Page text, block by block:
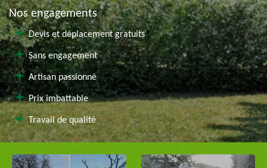
Nos engagements
Devis et déplacement gratuits
Sans engagement
Artisan passionné
Prix imbattable
Travail de qualité